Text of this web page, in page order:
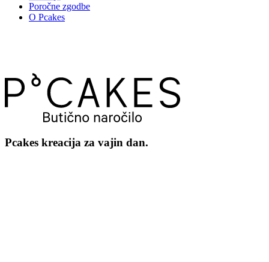
Poročne zgodbe
O Pcakes
Pcakes kreacija za vajin dan.